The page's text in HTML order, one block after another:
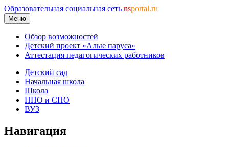
Образовательная социальная сеть nsportal.ru
Меню
Обзор возможностей
Детский проект «Алые паруса»
Аттестация педагогических работников
Детский сад
Начальная школа
Школа
НПО и СПО
ВУЗ
Навигация